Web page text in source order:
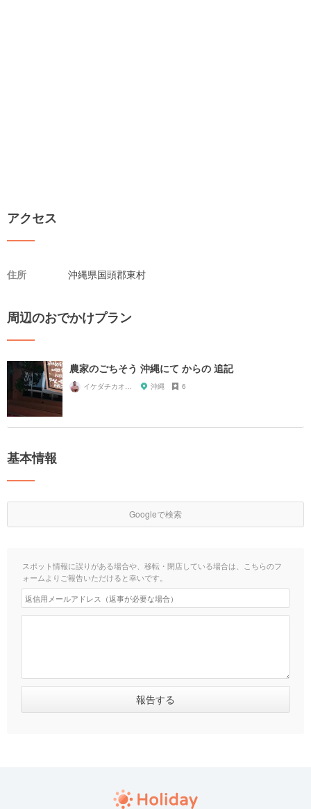
アクセス
住所 沖縄県国頭郡東村
周辺のおでかけプラン
農家のごちそう 沖縄にて からの 追記
沖縄 6
基本情報
Googleで検索
スポット情報に誤りがある場合や、移転・閉店している場合は、こちらのフ
ォームよりご報告いただけると幸いです。